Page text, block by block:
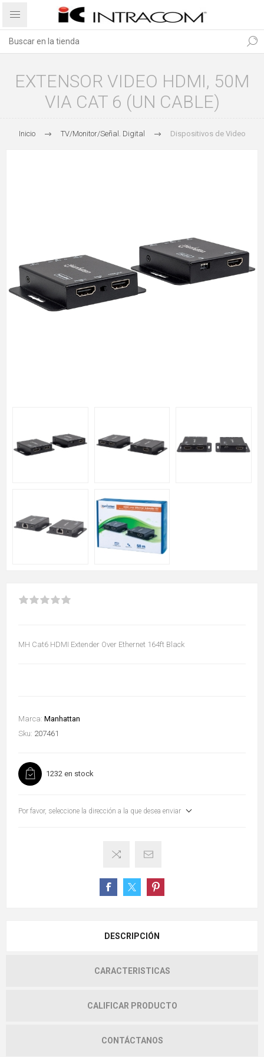
EXTENSOR VIDEO HDMI, 50M
VIA CAT 6 (UN CABLE)
Inicio TV/Monitor/Señal. Digital Dispositivos de Video
MH Cat6 HDMI Extender Over Ethernet 164ft Black
Marca: Manhattan
Sku: 207461
1232 en stock
Por favor, seleccione la dirección a la que desea enviar
DESCRIPCIÓN
CARACTERISTICAS
CALIFICAR PRODUCTO
CONTÁCTANOS